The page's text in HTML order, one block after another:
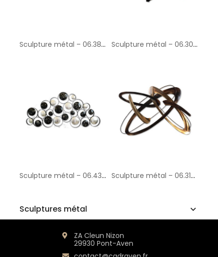
Sculptures métal
Sculpture métal – 06.384 – 34x79 cm Sculpture métal – 06.309 – 31x55 cm
Sculpture métal – 06.433 – 64x140 cm Sculpture métal – 06.310 – 44x61 cm
ZA Cleun Nizon
29930 Pont-Aven